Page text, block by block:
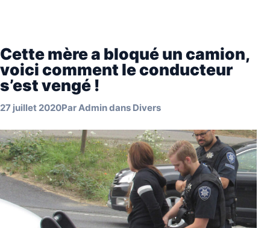
Cette mère a bloqué un camion,
voici comment le conducteur
s’est vengé !
27 juillet 2020ParAdmindans Divers